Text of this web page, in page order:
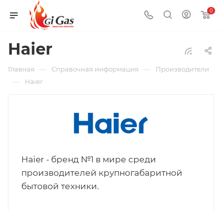
0
Haier
Главная — Справочная информация — Производители
— Haier
Haier - бренд №1 в мире среди
производителей крупногабаритной
бытовой техники.